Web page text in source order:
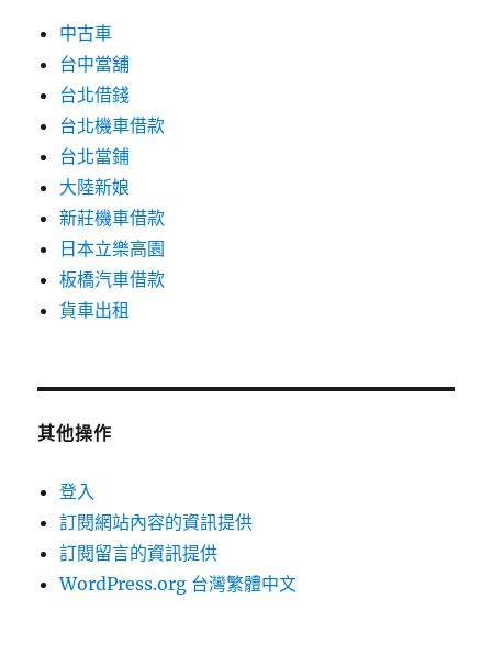
中古車
台中當舖
台北借錢
台北機車借款
台北當鋪
大陸新娘
新莊機車借款
日本立樂高園
板橋汽車借款
貨車出租
其他操作
登入
訂閱網站內容的資訊提供
訂閱留言的資訊提供
WordPress.org 台灣繁體中文